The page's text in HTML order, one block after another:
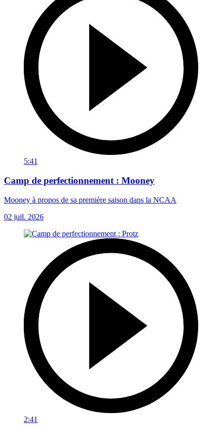
5:41
Camp de perfectionnement : Mooney
Mooney à propos de sa première saison dans la NCAA
02 juil. 2026
2:41